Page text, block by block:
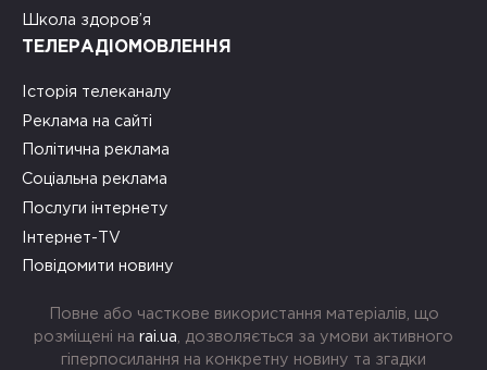
Школа здоров’я
ТЕЛЕРАДІОМОВЛЕННЯ
Історія телеканалу
Реклама на сайті
Політична реклама
Соціальна реклама
Послуги інтернету
Інтернет-TV
Повідомити новину
Повне або часткове використання матеріалів, що
розміщені на rai.ua , дозволяється за умови активного
гіперпосилання на конкретну новину та згадки